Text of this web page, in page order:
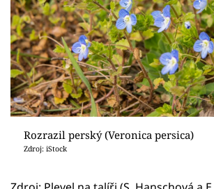
Rozrazil perský (Veronica persica)
Zdroj: iStock